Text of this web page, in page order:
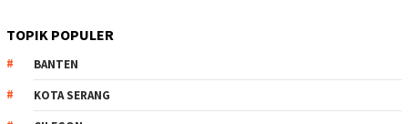
TOPIK POPULER
BANTEN
KOTA SERANG